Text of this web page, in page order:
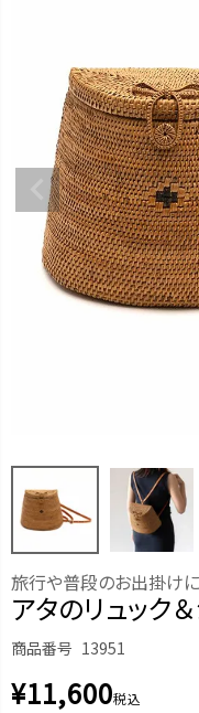
旅行や普段のお出掛け
アタのリュック
商品番号 13951
¥11,600税込